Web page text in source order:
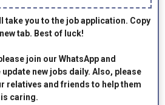
take you to the job application. Copy
tab. Best of luck!
join our WhatsApp and
new jobs daily. Also, please
relatives and friends to help them
caring.